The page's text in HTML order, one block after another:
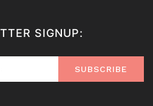
SIGNUP:
SUBSCRIBE